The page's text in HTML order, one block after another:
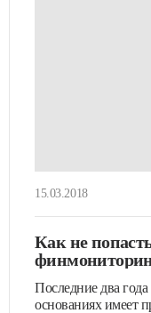
15.03.2018
Как не
Последние два
основаниях имеет